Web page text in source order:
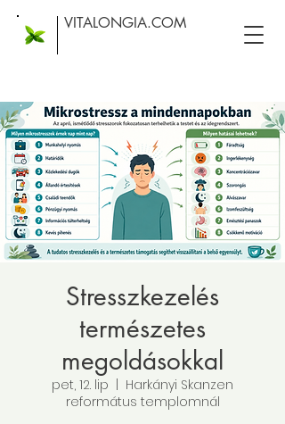
VITALONGIA.COM
Stresszkezelés
természetes
megoldásokkal
pet, 12. lip
Harkányi Skanzen
református templomnál